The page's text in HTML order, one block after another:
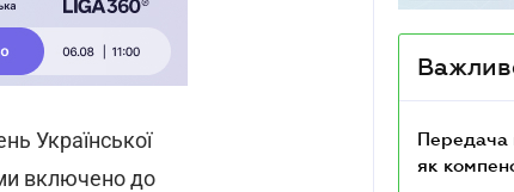
Української
включено до
Передача
як